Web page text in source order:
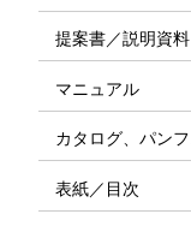
提案書／説明資料
マニュアル
カタログ、パン
表紙／目次